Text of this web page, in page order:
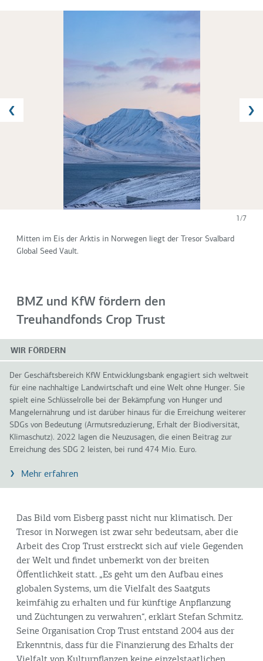
1/7
Mitten im Eis der Arktis in Norwegen liegt der Tresor Svalbard
Global Seed Vault.
BMZ und KfW fördern den
Treuhandfonds Crop Trust
WIR FÖRDERN
Der Geschäftsbereich KfW Entwicklungsbank engagiert sich weltweit
für eine nachhaltige Landwirtschaft und eine Welt ohne Hunger. Sie
spielt eine Schlüsselrolle bei der Bekämpfung von Hunger und
Mangelernährung und ist darüber hinaus für die Erreichung weiterer
SDGs von Bedeutung (Armutsreduzierung, Erhalt der Biodiversität,
Klimaschutz). 2022 lagen die Neuzusagen, die einen Beitrag zur
Erreichung des SDG 2 leisten, bei rund 474 Mio. Euro.
Mehr erfahren
Das Bild vom Eisberg passt nicht nur klimatisch. Der
Tresor in Norwegen ist zwar sehr bedeutsam, aber die
Arbeit des Crop Trust erstreckt sich auf viele Gegenden
der Welt und findet unbemerkt von der breiten
Öffentlichkeit statt. „Es geht um den Aufbau eines
globalen Systems, um die Vielfalt des Saatguts
keimfähig zu erhalten und für künftige Anpflanzung
und Züchtungen zu verwahren“, erklärt Stefan Schmitz.
Seine Organisation Crop Trust entstand 2004 aus der
Erkenntnis, dass für die Finanzierung des Erhalts der